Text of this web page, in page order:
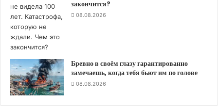
закончится?
08.08.2026
Бревно в своём глазу гарантированно
замечаешь, когда тебя бьют им по голове
08.08.2026